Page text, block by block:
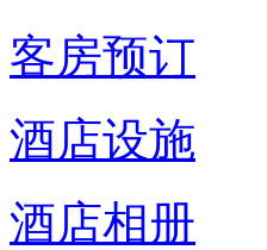
客房预订
酒店设施
酒店相册